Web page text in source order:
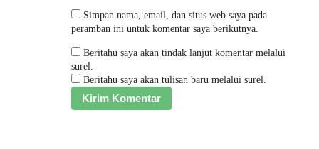
Simpan nama, email, dan situs web saya pada
peramban ini untuk komentar saya berikutnya.
Beritahu saya akan tindak lanjut komentar melalui
surel.
Beritahu saya akan tulisan baru melalui surel.